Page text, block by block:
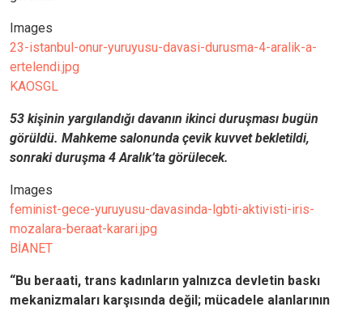
Images
23-istanbul-onur-yuruyusu-davasi-durusma-4-aralik-a-
ertelendi.jpg
KAOSGL
53 kişinin yargılandığı davanın ikinci duruşması bugün
görüldü. Mahkeme salonunda çevik kuvvet bekletildi,
sonraki duruşma 4 Aralık’ta görülecek.
Images
feminist-gece-yuruyusu-davasinda-lgbti-aktivisti-iris-
mozalara-beraat-karari.jpg
BİANET
“Bu beraati, trans kadınların yalnızca devletin baskı
mekanizmaları karşısında değil; mücadele alanlarının